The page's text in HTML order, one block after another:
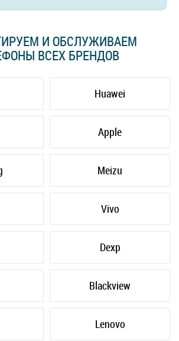
И ОБСЛУЖИВАЕМ
ВСЕХ БРЕНДОВ
Huawei
Apple
Meizu
Vivo
Dexp
Blackview
Lenovo